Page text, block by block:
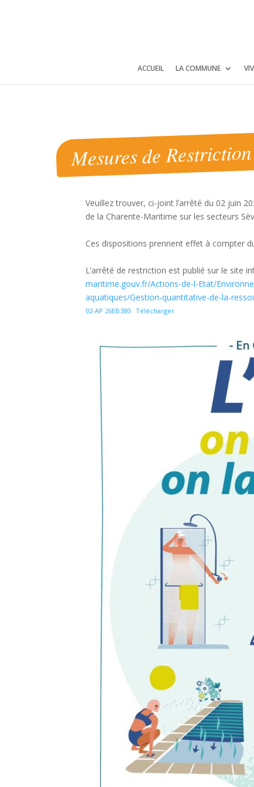
ACCUEIL LA COMMUNE
Mesures de
Veuillez trouver, ci-joint l’arrêté du 02 juin
de la Charente-Maritime sur les secteurs
Ces dispositions prennent effet à compter
L’arrêté de restriction est publié sur le site
maritime.gouv.fr/Actions-de-l-Etat/
aquatiques/Gestion-quantitative-de-la-
02-AP 26EB380 Télécharger